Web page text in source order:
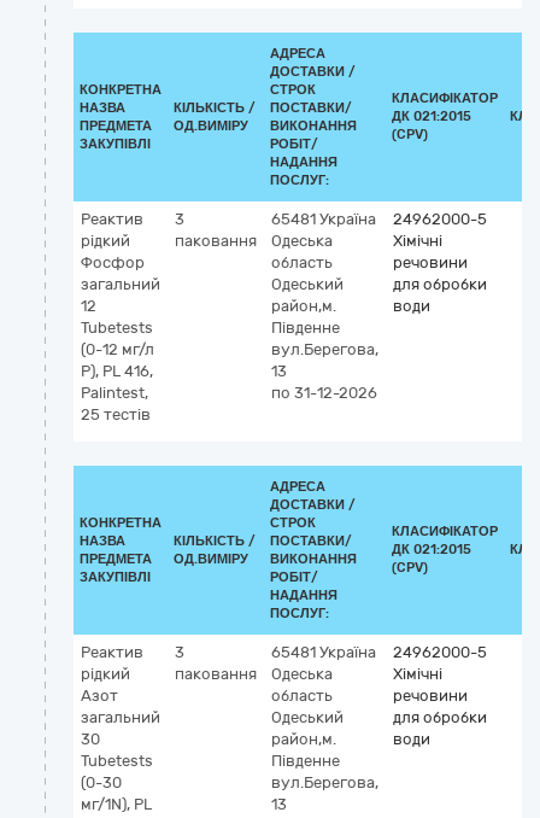
КОНКРЕТНА
НАЗВА
ПРЕДМЕТА
ЗАКУПІВЛІ
КІЛЬКІСТЬ /
ОД.ВИМІРУ
АДРЕСА
ДОСТАВКИ /
СТРОК
ПОСТАВКИ/
ВИКОНАННЯ
РОБІТ/
НАДАННЯ
ПОСЛУГ:
КЛАСИФІКАТОР
ДК 021:2015
(CPV)
Реактив
рідкий
Фосфор
загальний
12
Tubetests
(0-12 мг/л
P), РL 416,
Palintest,
25 тестів
3
паковання
65481 Україна
Одеська
область
Одеський
район,м.
Південне
вул.Берегова,
13
по 31-12-2026
24962000-5
Хімічні
речовини
для обробки
води
КОНКРЕТНА
НАЗВА
ПРЕДМЕТА
ЗАКУПІВЛІ
КІЛЬКІСТЬ /
ОД.ВИМІРУ
АДРЕСА
ДОСТАВКИ /
СТРОК
ПОСТАВКИ/
ВИКОНАННЯ
РОБІТ/
НАДАННЯ
ПОСЛУГ:
КЛАСИФІКАТОР
ДК 021:2015
(CPV)
Реактив
рідкий
Азот
загальний
30
Tubetests
(0-30
мг/1N), РL
3
паковання
65481 Україна
Одеська
область
Одеський
район,м.
Південне
вул.Берегова,
13
24962000-5
Хімічні
речовини
для обробки
води